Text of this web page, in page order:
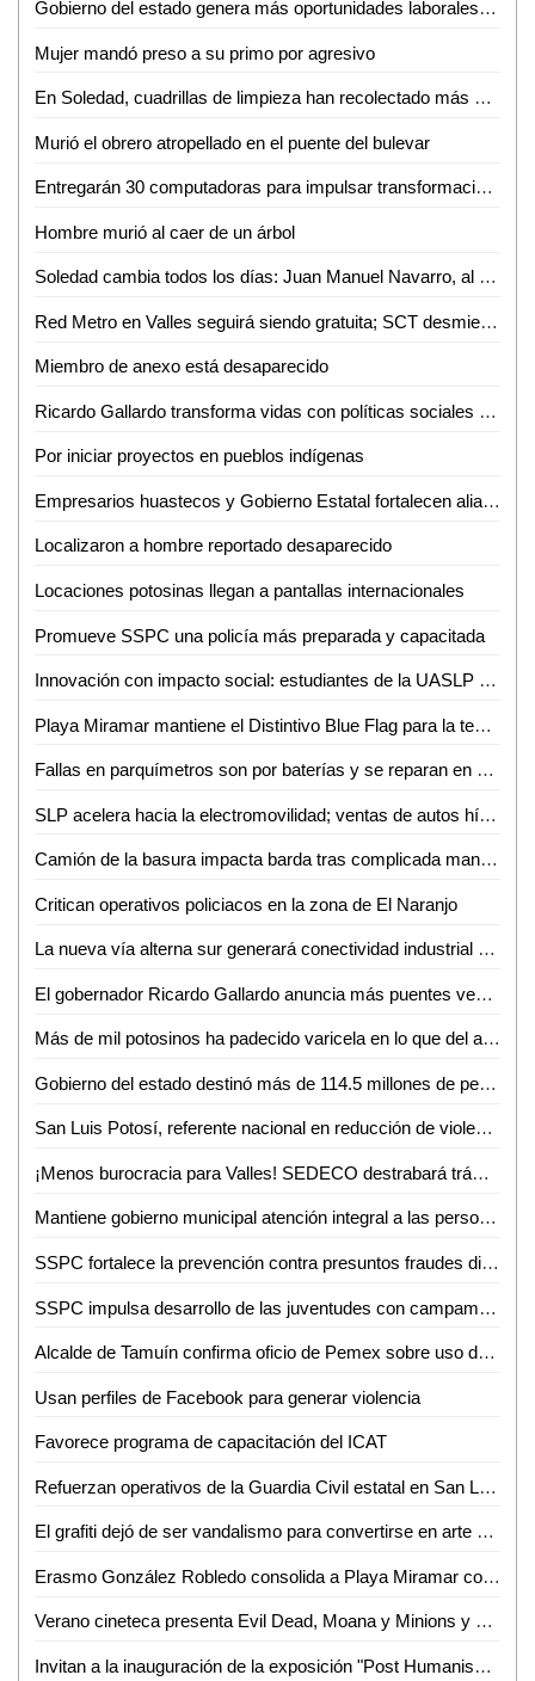
Gobierno del estado genera más oportunidades laborales a mujeres potosinas
Mujer mandó preso a su primo por agresivo
En Soledad, cuadrillas de limpieza han recolectado más de 10 toneladas de residuos por la fiesta futbolera
Murió el obrero atropellado en el puente del bulevar
Entregarán 30 computadoras para impulsar transformación digital de negocios de la Huasteca
Hombre murió al caer de un árbol
Soledad cambia todos los días: Juan Manuel Navarro, al arrancar pavimentación en bulevar Valle de los Fantasmas
Red Metro en Valles seguirá siendo gratuita; SCT desmiente cobro de 12 pesos
Miembro de anexo está desaparecido
Ricardo Gallardo transforma vidas con políticas sociales sin límites
Por iniciar proyectos en pueblos indígenas
Empresarios huastecos y Gobierno Estatal fortalecen alianza para atraer inversiones
Localizaron a hombre reportado desaparecido
Locaciones potosinas llegan a pantallas internacionales
Promueve SSPC una policía más preparada y capacitada
Innovación con impacto social: estudiantes de la UASLP crean plataforma para digitalizar servicios
Playa Miramar mantiene el Distintivo Blue Flag para la temporada 2026-2027
Fallas en parquímetros son por baterías y se reparan en menos de una hora: Gabriel Castañeda
SLP acelera hacia la electromovilidad; ventas de autos híbridos y eléctricos crecen 59%
Camión de la basura impacta barda tras complicada maniobra en Villas del Carmen
Critican operativos policiacos en la zona de El Naranjo
La nueva vía alterna sur generará conectividad industrial en SLP
El gobernador Ricardo Gallardo anuncia más puentes vehiculares para la zona metropolitana
Más de mil potosinos ha padecido varicela en lo que del año
Gobierno del estado destinó más de 114.5 millones de pesos en créditos durante junio
San Luis Potosí, referente nacional en reducción de violencia
¡Menos burocracia para Valles! SEDECO destrabará trámites para empresarios
Mantiene gobierno municipal atención integral a las personas adultas mayores durante junio
SSPC fortalece la prevención contra presuntos fraudes digitales
SSPC impulsa desarrollo de las juventudes con campamento de verano 2026
Alcalde de Tamuín confirma oficio de Pemex sobre uso de explosivos para actividades petroleras
Usan perfiles de Facebook para generar violencia
Favorece programa de capacitación del ICAT
Refuerzan operativos de la Guardia Civil estatal en San Luis Potosí
El grafiti dejó de ser vandalismo para convertirse en arte urbano
Erasmo González Robledo consolida a Playa Miramar como referente nacional e internacional con el izamiento Blue Flag 2026-2027
Verano cineteca presenta Evil Dead, Moana y Minions y monstruos
Invitan a la inauguración de la exposición "Post Humanism" eros y thanatos, de Ennio Castellano